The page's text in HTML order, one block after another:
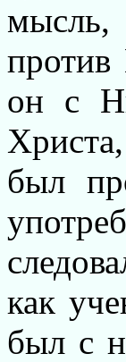
мысль,
против
он с
был
как
был с